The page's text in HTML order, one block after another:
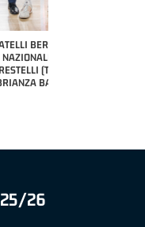
SAMUEL
'26 -
26